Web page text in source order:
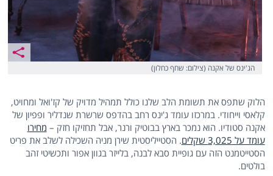
הג'ינס של אקנה (צילום: שחף כחלון)
הלוק שתפס את תשומת הלב שלנו כולל תמהיל מדויק של קז'ואל ומחויט,
קלאסי וייחודי. במרכזו עומד ג'ינס רחב בהדפס שרשרת שנדליר ופפיון של
אקנה סטודיו. הוא נמכר בארץ בבוטיק ורנר, אבל תחזיקו חזק – מחירו
עומד על 3,025 שקלים
. הסטייליסטית שירן מניה השכילה לשלב את פריט
הסטייטמנט הזה עם גופיית סבא לבנה, בלייזר בגוון אפור ותכשיטי זהב
בולטים.